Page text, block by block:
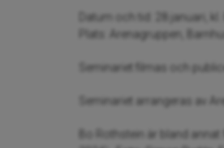
Datum och tid: 28 januari,
Plats: Arenagruppen,
Seminariet filmas och
Seminariet arrangeras av
Bo Rothstein är bland